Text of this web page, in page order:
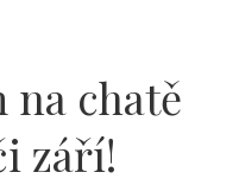
na chatě
září!